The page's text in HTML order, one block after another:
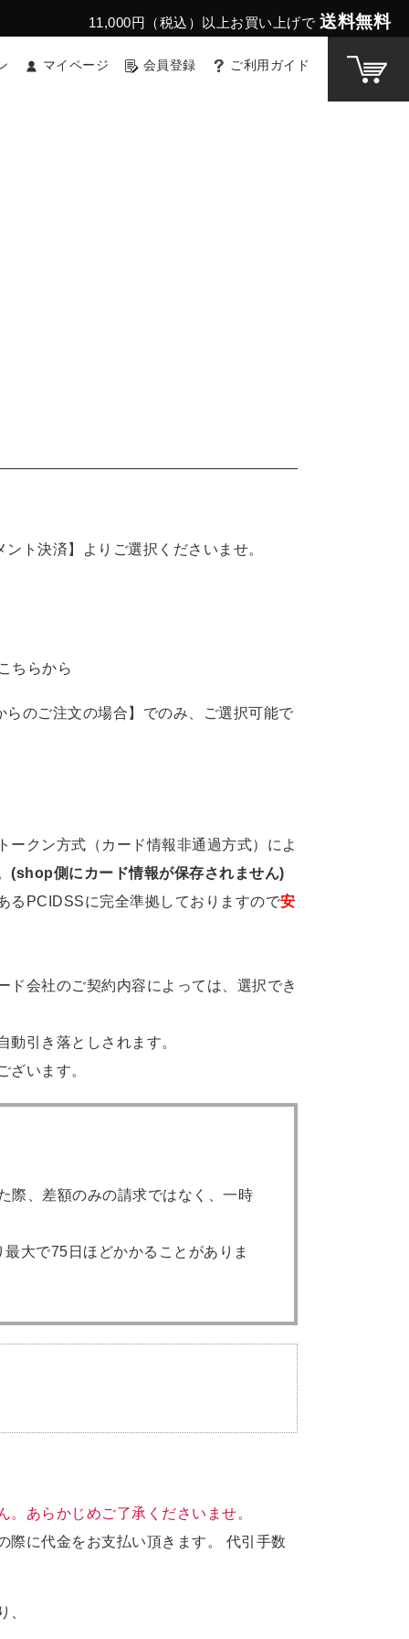
11,000円（税込）以上お買い上げで 送料無料
マイページ 会員登録 ご利用ガイド
ト決済】よりご選択くださいませ。
ちらから
のご注文の場合】でのみ、ご選択可能で
ークン方式（カード情報非通過方式）によ
(shop側にカード情報が保存されません)
るPCIDSSに完全準拠しておりますので安
会社のご契約内容によっては、選択でき
引き落としされます。
います。
際、差額のみの請求ではなく、一時
大で75日ほどかかることがありま
あらかじめご了承くださいませ。
際に代金をお支払い頂きます。 代引手数
、